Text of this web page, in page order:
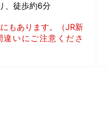
、徒歩約6分
もあります。（JR新
いにご注意くださ